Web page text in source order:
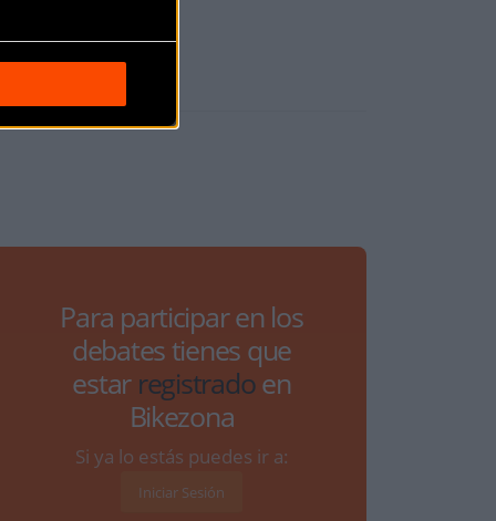
Para participar en los
debates tienes que
estar registradoen
Bikezona
Si ya lo estás puedes ir a:
Iniciar Sesión